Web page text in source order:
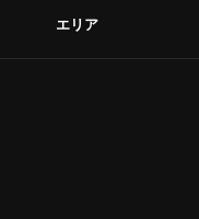
エリア